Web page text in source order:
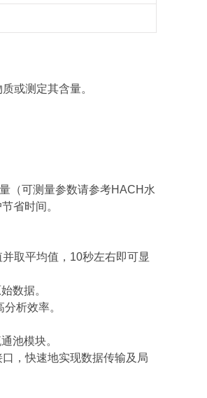
或测定其含量。
（可测量参数请参考HACH水
省时间。
取平均值，10秒左右即可显
数据。
析效率。
池模块。
，快速地实现数据传输及局